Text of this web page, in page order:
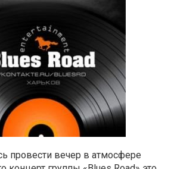
провести вечер в атмосфере